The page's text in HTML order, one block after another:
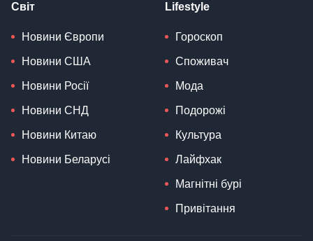
Світ
Новини Європи
Новини США
Новини Росії
Новини СНД
Новини Китаю
Новини Беларусі
Lifestyle
Гороскоп
Споживач
Мода
Подорожі
Культура
Лайфхак
Магнітні бурі
Привітання